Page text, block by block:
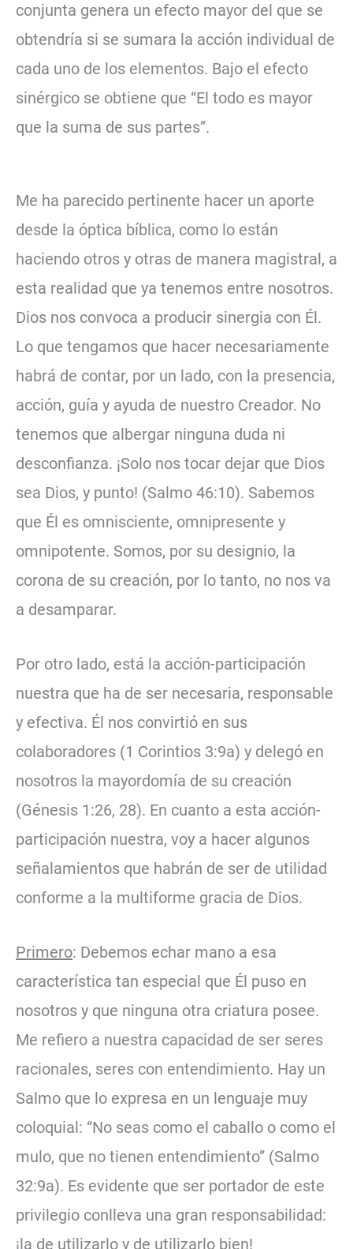
conjunta genera un efecto mayor del que se
obtendría si se sumara la acción individual de
cada uno de los elementos. Bajo el efecto
sinérgico se obtiene que “El todo es mayor
que la suma de sus partes”.
Me ha parecido pertinente hacer un aporte
desde la óptica bíblica, como lo están
haciendo otros y otras de manera magistral, a
esta realidad que ya tenemos entre nosotros.
Dios nos convoca a producir sinergia con Él.
Lo que tengamos que hacer necesariamente
habrá de contar, por un lado, con la presencia,
acción, guía y ayuda de nuestro Creador. No
tenemos que albergar ninguna duda ni
desconfianza. ¡Solo nos tocar dejar que Dios
sea Dios, y punto! (Salmo 46:10). Sabemos
que Él es omnisciente, omnipresente y
omnipotente. Somos, por su designio, la
corona de su creación, por lo tanto, no nos va
a desamparar.
Por otro lado, está la acción-participación
nuestra que ha de ser necesaria, responsable
y efectiva. Él nos convirtió en sus
colaboradores (1 Corintios 3:9a) y delegó en
nosotros la mayordomía de su creación
(Génesis 1:26, 28). En cuanto a esta acción-
participación nuestra, voy a hacer algunos
señalamientos que habrán de ser de utilidad
conforme a la multiforme gracia de Dios.
Primero: Debemos echar mano a esa
característica tan especial que Él puso en
nosotros y que ninguna otra criatura posee.
Me refiero a nuestra capacidad de ser seres
racionales, seres con entendimiento. Hay un
Salmo que lo expresa en un lenguaje muy
coloquial: “No seas como el caballo o como el
mulo, que no tienen entendimiento” (Salmo
32:9a). Es evidente que ser portador de este
privilegio conlleva una gran responsabilidad:
¡la de utilizarlo y de utilizarlo bien!